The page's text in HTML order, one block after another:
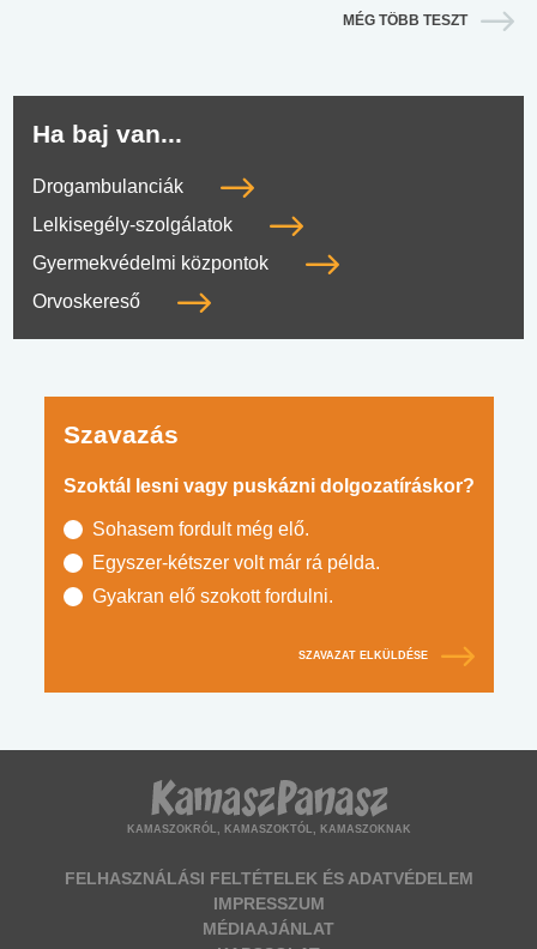
MÉG TÖBB TESZT
Ha baj van...
Drogambulanciák
Lelkisegély-szolgálatok
Gyermekvédelmi központok
Orvoskereső
Szavazás
Szoktál lesni vagy puskázni dolgozatíráskor?
Sohasem fordult még elő.
Egyszer-kétszer volt már rá példa.
Gyakran elő szokott fordulni.
SZAVAZAT ELKÜLDÉSE
KAMASZOKRÓL, KAMASZOKTÓL, KAMASZOKNAK
FELHASZNÁLÁSI FELTÉTELEK ÉS ADATVÉDELEM
IMPRESSZUM
MÉDIAAJÁNLAT